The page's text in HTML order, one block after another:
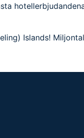
Islands!